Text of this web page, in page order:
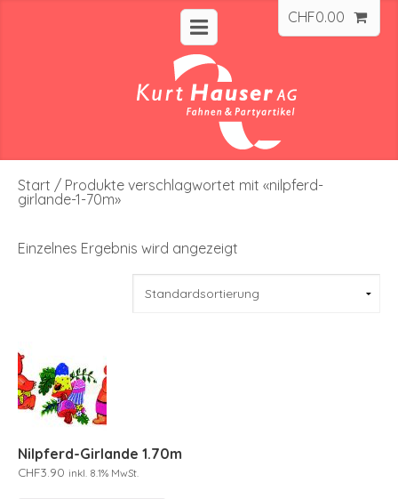
CHF0.00
Start / Produkte verschlagwortet mit «nilpferd-
girlande-1-70m»
Einzelnes Ergebnis wird angezeigt
Nilpferd-Girlande 1.70m
CHF3.90 inkl. 8.1% MwSt.